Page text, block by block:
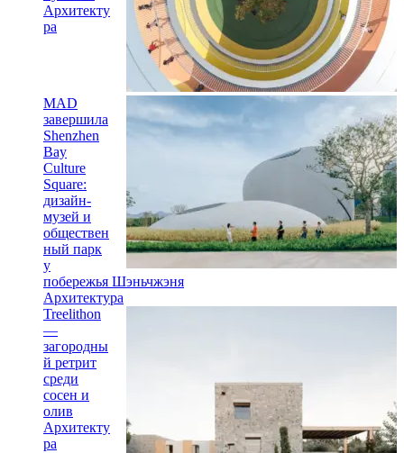
Архитекту
ра
MAD
завершила
Shenzhen
Bay
Culture
Square:
дизайн-
музей и
обществен
ный парк
у
побережья Шэньчжэня
Архитектура
Treelithon
—
загородны
й ретрит
среди
сосен и
олив
Архитекту
ра